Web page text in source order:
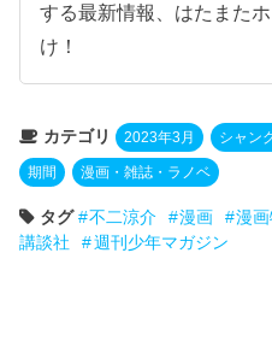
する最新情報、はたまた
け！
カテゴリ 2023年3月 シャン
期間 漫画・雑誌・ラノベ
タグ 不二涼介 漫画 漫
講談社
週刊少年マガジン